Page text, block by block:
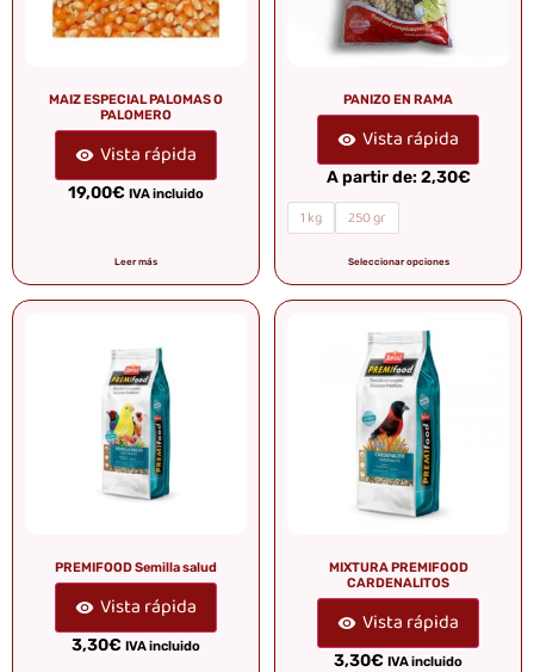
MAIZ ESPECIAL PALOMAS O
PALOMERO
Vista rápida
19,00€ IVA incluido
Leer más
PANIZO EN RAMA
Vista rápida
A partir de:2,30€
1 kg 250 gr
Seleccionar opciones
PREMIFOOD Semilla salud
Vista rápida
3,30€ IVA incluido
MIXTURA PREMIFOOD
CARDENALITOS
Vista rápida
3,30€ IVA incluido